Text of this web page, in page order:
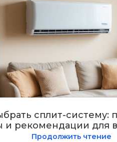
сплит-систему:
и рекомендации для
Продолжить чтение